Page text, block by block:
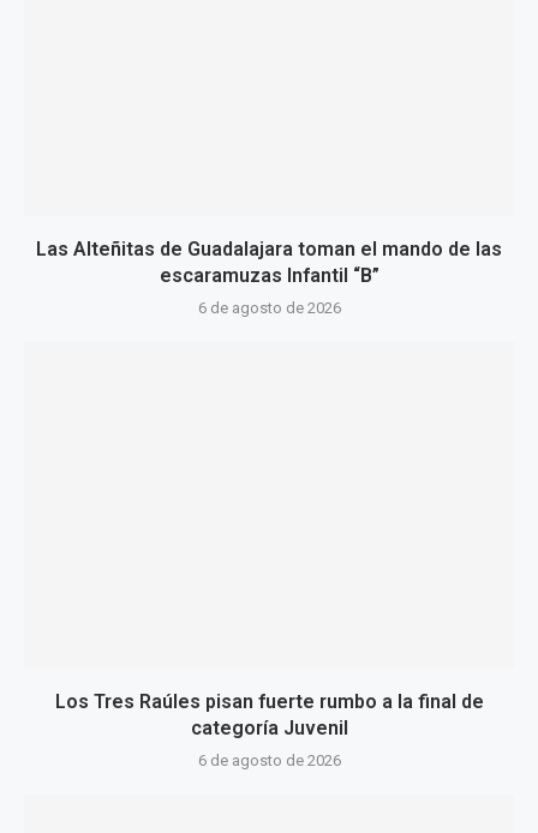
Las Alteñitas de Guadalajara toman el mando de las
escaramuzas Infantil “B”
6 de agosto de 2026
Los Tres Raúles pisan fuerte rumbo a la final de
categoría Juvenil
6 de agosto de 2026